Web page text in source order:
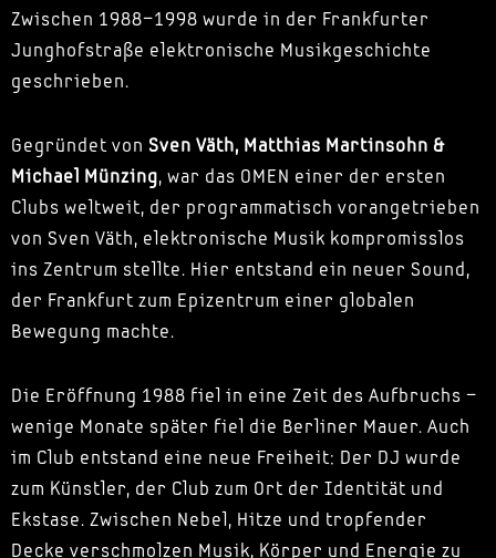
Zwischen 1988–1998 wurde in der Frankfurter
Junghofstraße elektronische Musikgeschichte
geschrieben.
Gegründet von Sven Väth, Matthias Martinsohn &
Michael Münzing, war das OMEN einer der ersten
Clubs weltweit, der programmatisch vorangetrieben
von Sven Väth, elektronische Musik kompromisslos
ins Zentrum stellte. Hier entstand ein neuer Sound,
der Frankfurt zum Epizentrum einer globalen
Bewegung machte.
Die Eröffnung 1988 fiel in eine Zeit des Aufbruchs –
wenige Monate später fiel die Berliner Mauer. Auch
im Club entstand eine neue Freiheit: Der DJ wurde
zum Künstler, der Club zum Ort der Identität und
Ekstase. Zwischen Nebel, Hitze und tropfender
Decke verschmolzen Musik, Körper und Energie zu